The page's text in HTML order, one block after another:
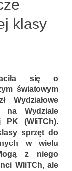
klasy
się o
światowym
na Wydziale
PK (WIiTCh).
sprzęt do
w wielu
z niego
WIiTCh, ale